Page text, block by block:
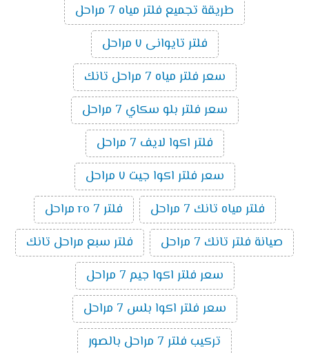
طريقة تجميع فلتر مياه 7 مراحل
فلتر تايوانى ٧ مراحل
سعر فلتر مياه 7 مراحل تانك
سعر فلتر بلو سكاي 7 مراحل
فلتر اكوا لايف 7 مراحل
سعر فلتر اكوا جيت ٧ مراحل
فلتر مياه تانك 7 مراحل
فلتر ro 7 مراحل
صيانة فلتر تانك 7 مراحل
فلتر سبع مراحل تانك
سعر فلتر اكوا جيم 7 مراحل
سعر فلتر اكوا بلس 7 مراحل
تركيب فلتر 7 مراحل بالصور